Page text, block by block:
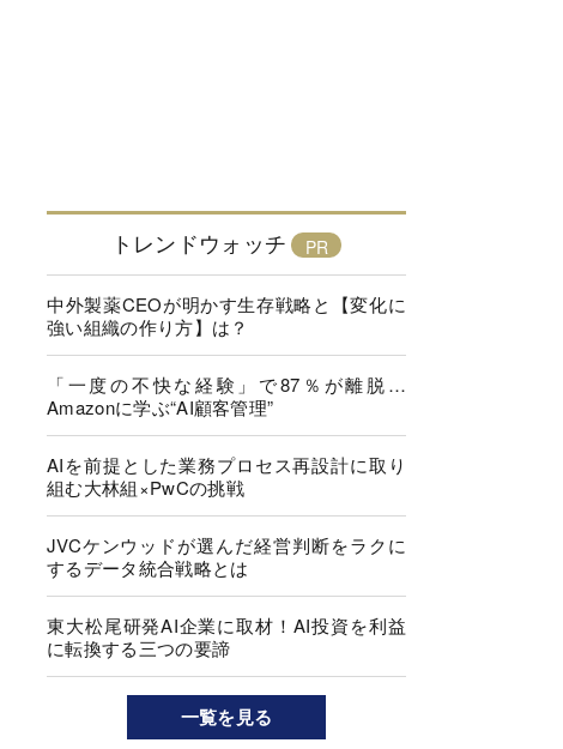
トレンドウォッチ
中外製薬CEOが明かす生存戦略と【変化に
強い組織の作り方】は？
「一度の不快な経験」で87％が離脱…
Amazonに学ぶ“AI顧客管理”
AIを前提とした業務プロセス再設計に取り
組む大林組×PwCの挑戦
JVCケンウッドが選んだ経営判断をラクに
するデータ統合戦略とは
東大松尾研発AI企業に取材！AI投資を利益
に転換する三つの要諦
一覧を見る